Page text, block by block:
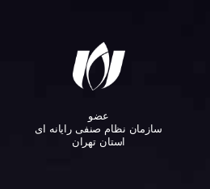
عضو
سازمان نظام صنفی رایانه ای
استان تهران